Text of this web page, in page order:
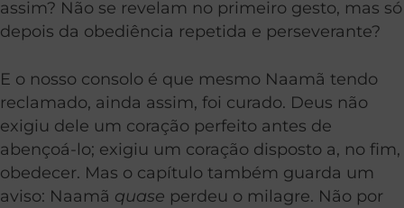
assim? Não se revelam no primeiro gesto, mas só
depois da obediência repetida e perseverante?
E o nosso consolo é que mesmo Naamã tendo
reclamado, ainda assim, foi curado. Deus não
exigiu dele um coração perfeito antes de
abençoá-lo; exigiu um coração disposto a, no fim,
obedecer. Mas o capítulo também guarda um
aviso: Naamã quase perdeu o milagre. Não por